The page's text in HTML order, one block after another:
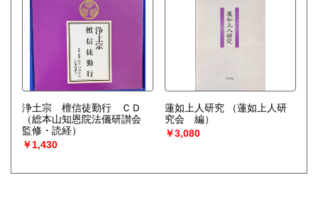
浄土宗 檀信徒勤行 ＣＤ
（総本山知恩院法儀研讃会
監修・読経）
￥1,430
蓮如上人研究
（蓮如上人研
究会 編）
￥3,080